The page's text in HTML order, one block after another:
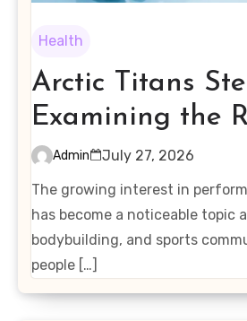
Health
Arctic Titans
Examining the
Interest in
Enhancing
Admin
July 27, 2026
The growing interest in
has become a noticeable topic
bodybuilding, and sports
people […]